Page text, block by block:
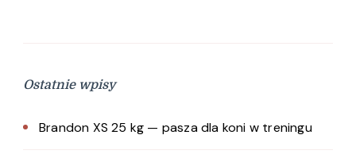
Ostatnie wpisy
Brandon XS 25 kg — pasza dla koni w treningu